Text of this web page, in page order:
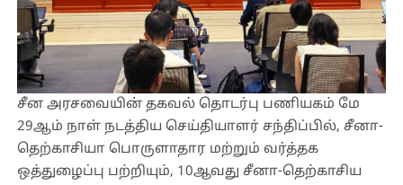
சீன அரசவையின் தகவல் தொடர்பு பணியகம் மே
29ஆம் நாள் நடத்திய செய்தியாளர் சந்திப்பில், சீனா-
தெற்காசியா பொருளாதார மற்றும் வர்த்தக
ஒத்துழைப்பு பற்றியும், 10ஆவது சீனா-தெற்காசிய